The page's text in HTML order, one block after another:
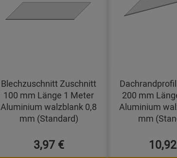
Blechzuschnitt Zuschnitt
100 mm Länge 1 Meter
Aluminium walzblank 0,8
mm (Standard)
3,97 €
200 mm
Aluminium
mm